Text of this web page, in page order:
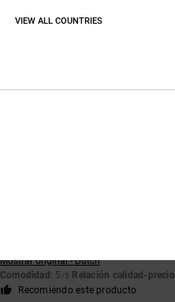
Mostrar original - Dutch
Comodidad : 5 /5 Relación calidad-precio
Recomiendo este producto
VIEW ALL COUNTRIES